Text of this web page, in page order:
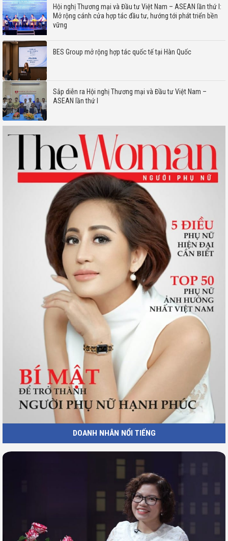
Hội nghị Thương mại và Đầu tư Việt Nam – ASEAN lần thứ I:
Mở rộng cánh cửa hợp tác đầu tư, hướng tới phát triển bền
vững
BES Group mở rộng hợp tác quốc tế tại Hàn Quốc
Sắp diễn ra Hội nghị Thương mại và Đầu tư Việt Nam –
ASEAN lần thứ I
DOANH NHÂN NỔI TIẾNG